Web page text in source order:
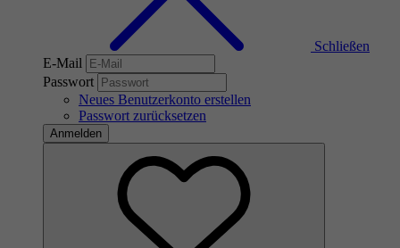
Schließen
E-Mail
Passwort
Neues Benutzerkonto erstellen
Passwort zurücksetzen
Anmelden